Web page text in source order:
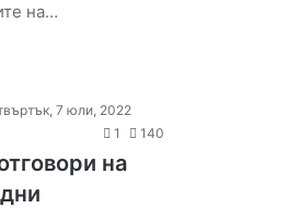
на…
7 юли, 2022
1
140
на